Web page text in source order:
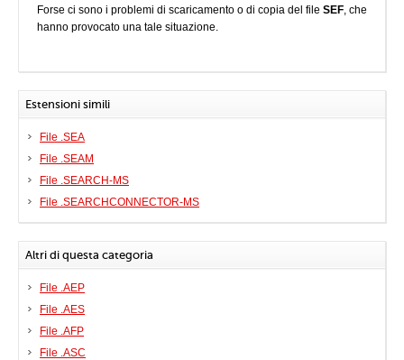
Forse ci sono i problemi di scaricamento o di copia del file SEF, che
hanno provocato una tale situazione.
Estensioni simili
File .SEA
File .SEAM
File .SEARCH-MS
File .SEARCHCONNECTOR-MS
Altri di questa categoria
File .AEP
File .AES
File .AFP
File .ASC